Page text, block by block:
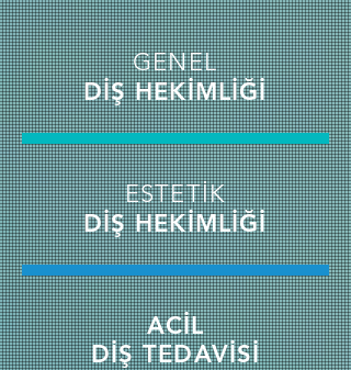
GENEL
DİŞ HEKİMLİĞİ
ESTETİK
DİŞ HEKİMLİĞİ
ACİL
DİŞ TEDAVİSİ